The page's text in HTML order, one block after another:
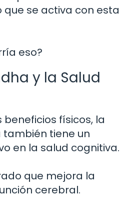
que se activa con esta
eso?
y la Salud
físicos, la
tiene un
en la salud cognitiva.
que mejora la
cerebral.